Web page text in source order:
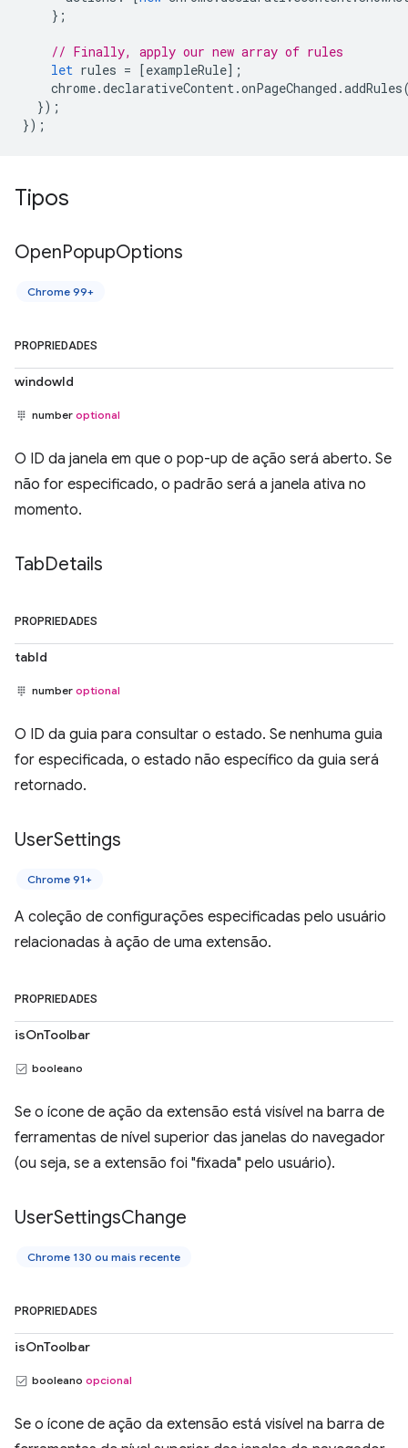
};
// Finally, apply our new array of rules
let rules = [exampleRule];
chrome.declarativeContent.onPageChanged .addRules
});
});
Tipos
OpenPopupOptions
Chrome 99+
PROPRIEDADES
windowId
number optional
O ID da janela em que o pop-up de ação será aberto. Se
não for especificado, o padrão será a janela ativa no
momento.
TabDetails
PROPRIEDADES
tabId
number optional
O ID da guia para consultar o estado. Se nenhuma guia
for especificada, o estado não específico da guia será
retornado.
UserSettings
Chrome 91+
A coleção de configurações especificadas pelo usuário
relacionadas à ação de uma extensão.
PROPRIEDADES
isOnToolbar
booleano
Se o ícone de ação da extensão está visível na barra de
ferramentas de nível superior das janelas do navegador
(ou seja, se a extensão foi "fixada" pelo usuário).
UserSettingsChange
Chrome 130 ou mais recente
PROPRIEDADES
isOnToolbar
booleano opcional
Se o ícone de ação da extensão está visível na barra de